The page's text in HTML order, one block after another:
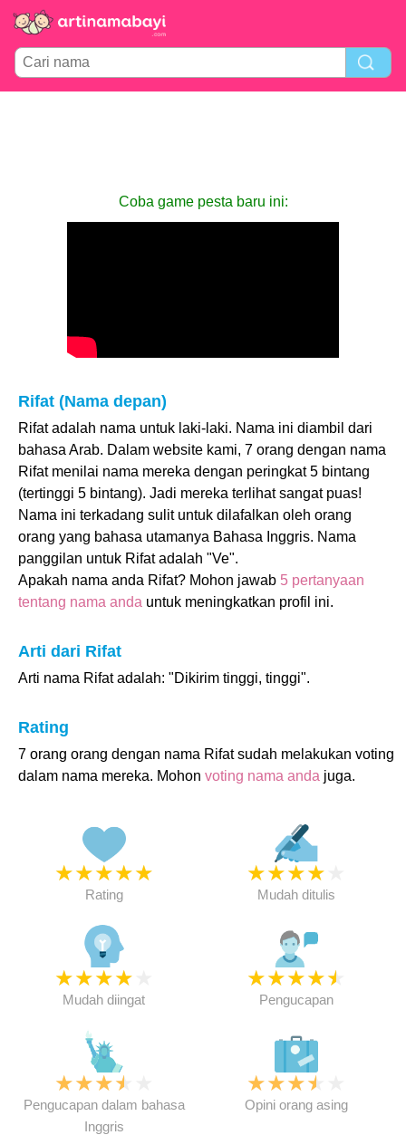
Coba game pesta baru ini:
Rifat (Nama depan)
Rifat adalah nama untuk laki-laki. Nama ini diambil dari
bahasa Arab. Dalam website kami, 7 orang dengan nama
Rifat menilai nama mereka dengan peringkat 5 bintang
(tertinggi 5 bintang). Jadi mereka terlihat sangat puas!
Nama ini terkadang sulit untuk dilafalkan oleh orang
orang yang bahasa utamanya Bahasa Inggris. Nama
panggilan untuk Rifat adalah "Ve".
Apakah nama anda Rifat? Mohon jawab 5 pertanyaan
tentang nama anda untuk meningkatkan profil ini.
Arti dari Rifat
Arti nama Rifat adalah: "Dikirim tinggi, tinggi".
Rating
7 orang orang dengan nama Rifat sudah melakukan voting
dalam nama mereka. Mohon voting nama anda juga.
★★★★★
Rating
★★★★
Mudah ditulis
★★★★
Mudah diingat
★★★★★
Pengucapan
★★★★
Pengucapan dalam bahasa
Inggris
★★★★
Opini orang asing